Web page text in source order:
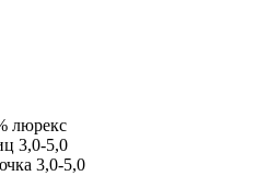
люрекс
3,0-5,0
3,0-5,0